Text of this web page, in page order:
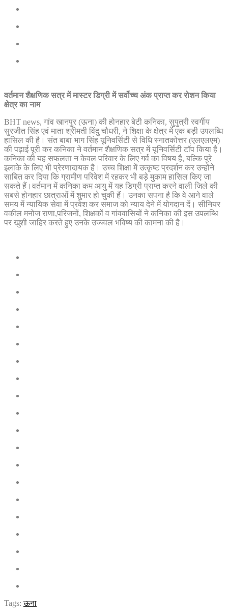
वर्तमान शैक्षणिक सत्र में मास्टर डिग्री में सर्वोच्च अंक प्राप्त कर रोशन किया
क्षेत्र का नाम
BHT news, गांव खानपुर (ऊना) की होनहार बेटी कनिका, सुपुत्री स्वर्गीय
सुरजीत सिंह एवं माता श्रीमती विंदु चौधरी, ने शिक्षा के क्षेत्र में एक बड़ी उपलब्धि
हासिल की है। संत बाबा भाग सिंह यूनिवर्सिटी से विधि स्नातकोत्तर (एलएलएम)
की पढ़ाई पूरी कर कनिका ने वर्तमान शैक्षणिक सत्र में यूनिवर्सिटी टॉप किया है।
कनिका की यह सफलता न केवल परिवार के लिए गर्व का विषय है, बल्कि पूरे
इलाके के लिए भी प्रेरणादायक है। उच्च शिक्षा में उत्कृष्ट प्रदर्शन कर उन्होंने
साबित कर दिया कि ग्रामीण परिवेश में रहकर भी बड़े मुकाम हासिल किए जा
सकते हैं।वर्तमान में कनिका कम आयु में यह डिग्री प्राप्त करने वाली जिले की
सबसे होनहार छात्राओं में शुमार हो चुकी हैं। उनका सपना है कि वे आने वाले
समय में न्यायिक सेवा में प्रवेश कर समाज को न्याय देने में योगदान दें। सीनियर
वकील मनोज राणा,परिजनों, शिक्षकों व गांववासियों ने कनिका की इस उपलब्धि
पर खुशी जाहिर करते हुए उनके उज्ज्वल भविष्य की कामना की है।
Tags:ऊना